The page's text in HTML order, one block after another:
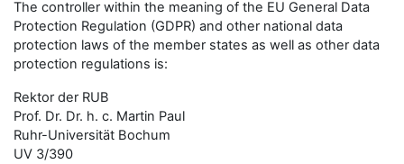
The controller within the meaning of the EU General Data
Protection Regulation (GDPR) and other national data
protection laws of the member states as well as other data
protection regulations is:
Rektor der RUB
Prof. Dr. Dr. h. c. Martin Paul
Ruhr-Universität Bochum
UV 3/390